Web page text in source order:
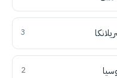
3
2